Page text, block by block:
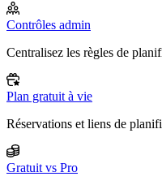
Contrôles admin
Centralisez les règles de
Plan gratuit à vie
Réservations et liens de
Gratuit vs Pro